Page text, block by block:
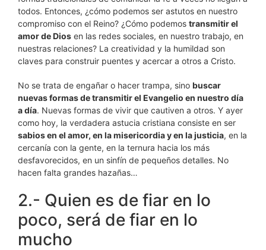
todos. Entonces, ¿cómo podemos ser astutos en nuestro
compromiso con el Reino? ¿Cómo podemos transmitir el
amor de Dios en las redes sociales, en nuestro trabajo, en
nuestras relaciones? La creatividad y la humildad son
claves para construir puentes y acercar a otros a Cristo.
No se trata de engañar o hacer trampa, sino buscar
nuevas formas de transmitir el Evangelio en nuestro día
a día. Nuevas formas de vivir que cautiven a otros. Y ayer
como hoy, la verdadera astucia cristiana consiste en ser
sabios en el amor, en la misericordia y en la justicia, en la
cercanía con la gente, en la ternura hacia los más
desfavorecidos, en un sinfín de pequeños detalles. No
hacen falta grandes hazañas…
2.- Quien es de fiar en lo
poco, será de fiar en lo
mucho